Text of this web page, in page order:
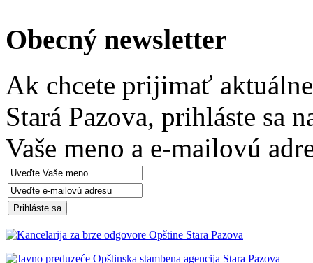
Obecný newsletter
Ak chcete prijimať
Stará Pazova, prihláste sa
Vaše meno a e-mailovú